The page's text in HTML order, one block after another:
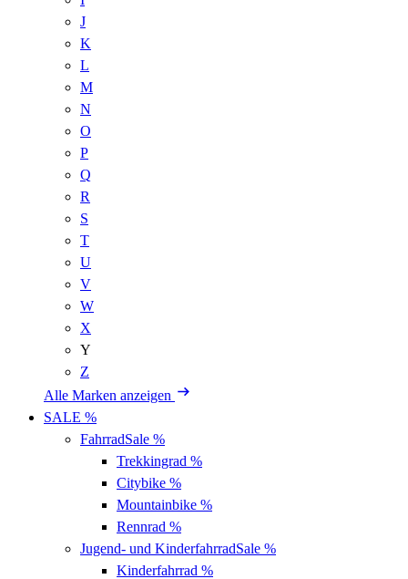
J
K
L
M
N
O
P
Q
R
S
T
U
V
W
X
Y
Z
Alle Marken anzeigen
SALE %
FahrradSale %
Trekkingrad %
Citybike %
Mountainbike %
Rennrad %
Jugend- und KinderfahrradSale %
Kinderfahrrad %